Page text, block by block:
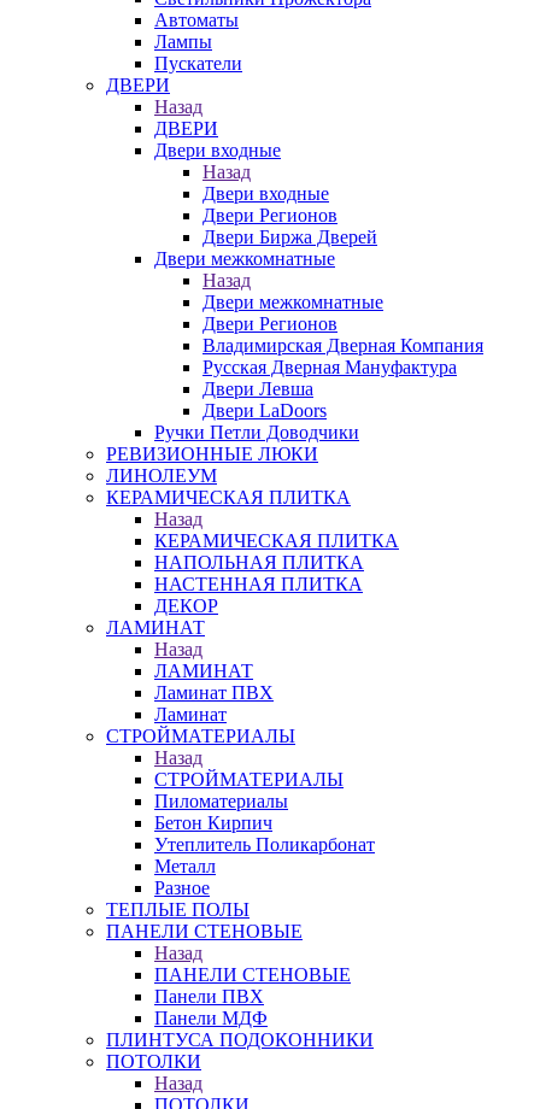
Автоматы
Лампы
Пускатели
ДВЕРИ
Назад
ДВЕРИ
Двери входные
Назад
Двери входные
Двери Регионов
Двери Биржа Дверей
Двери межкомнатные
Назад
Двери межкомнатные
Двери Регионов
Владимирская Дверная Компания
Русская Дверная Мануфактура
Двери Левша
Двери LaDoors
Ручки Петли Доводчики
РЕВИЗИОННЫЕ ЛЮКИ
ЛИНОЛЕУМ
КЕРАМИЧЕСКАЯ ПЛИТКА
Назад
КЕРАМИЧЕСКАЯ ПЛИТКА
НАПОЛЬНАЯ ПЛИТКА
НАСТЕННАЯ ПЛИТКА
ДЕКОР
ЛАМИНАТ
Назад
ЛАМИНАТ
Ламинат ПВХ
Ламинат
СТРОЙМАТЕРИАЛЫ
Назад
СТРОЙМАТЕРИАЛЫ
Пиломатериалы
Бетон Кирпич
Утеплитель Поликарбонат
Металл
Разное
ТЕПЛЫЕ ПОЛЫ
ПАНЕЛИ СТЕНОВЫЕ
Назад
ПАНЕЛИ СТЕНОВЫЕ
Панели ПВХ
Панели МДФ
ПЛИНТУСА ПОДОКОННИКИ
ПОТОЛКИ
Назад
ПОТОЛКИ